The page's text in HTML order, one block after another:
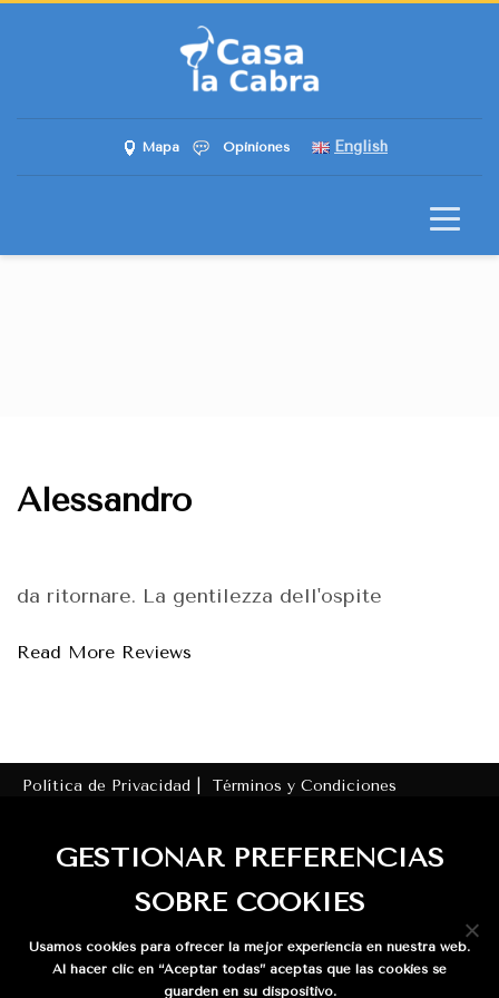
Mapa Opiniones English
Alessandro
da ritornare. La gentilezza dell'ospite
Read More Reviews
Política de Privacidad | Términos y Condiciones
ESHFTU000018007000485607001000000000000VTAR/GR/015668
Licencia turística (VTAR): VTAR/GR/01566
© 2020 Casa la Cabra - Moclin - Granada. All
Rights Reserved.
GESTIONAR PREFERENCIAS
SOBRE COOKIES
Usamos cookies para ofrecer la mejor experiencia en nuestra web.
Al hacer clic en “Aceptar todas” aceptas que las cookies se
guarden en su dispositivo.